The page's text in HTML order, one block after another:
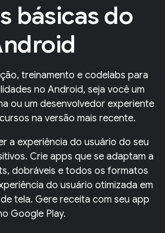
básicas do
treinamento e codelabs para
no Android, seja você um
ou um desenvolvedor experiente
na versão mais recente.
a experiência do usuário do seu
Crie apps que se adaptam a
dobráveis e todos os formatos
do usuário otimizada em
tela. Gere receita com seu app
Google Play.